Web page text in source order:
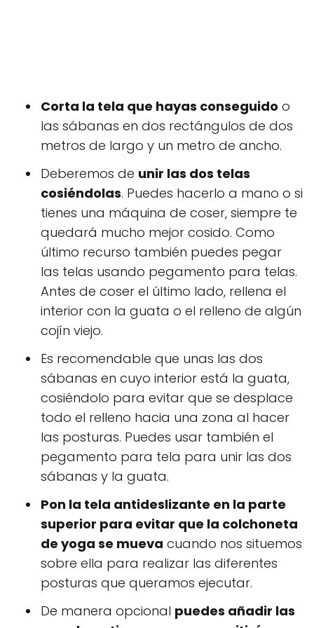
Corta la tela que hayas conseguido o
las sábanas en dos rectángulos de dos
metros de largo y un metro de ancho.
Deberemos de unir las dos telas
cosiéndolas. Puedes hacerlo a mano o si
tienes una máquina de coser, siempre te
quedará mucho mejor cosido. Como
último recurso también puedes pegar
las telas usando pegamento para telas.
Antes de coser el último lado, rellena el
interior con la guata o el relleno de algún
cojín viejo.
Es recomendable que unas las dos
sábanas en cuyo interior está la guata,
cosiéndolo para evitar que se desplace
todo el relleno hacia una zona al hacer
las posturas. Puedes usar también el
pegamento para tela para unir las dos
sábanas y la guata.
Pon la tela antideslizante en la parte
superior para evitar que la colchoneta
de yoga se mueva cuando nos situemos
sobre ella para realizar las diferentes
posturas que queramos ejecutar.
De manera opcional puedes añadir las